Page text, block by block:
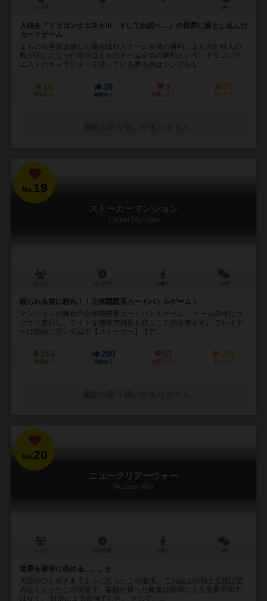
人狼を『ドラゴンクエストⅢ そして伝説へ…』の世界に落とし込んだ
カードゲーム
まものを全員追放した場合は村人チーム全員の勝利、まものと村人の
数が同じになった場合はまものチーム全員の勝利という、ドラゴンク
エストのキャラクターを扱っている事以外はシンプルな...
15
興味あり
39
経験あり
3
お気に入り
75
持ってる
No.19
ストーカーマンション
Stalker Mansion
殺られる前に殺れ！！正体隠匿系カードバトルゲーム！
マンションが舞台の正体隠匿系カードバトルゲーム。 ゲーム自体はサ
クサク進行し、ライトな感覚で何度も遊ぶことが出来ます。 プレイヤ
ーは始めにランダムで【ストーカー】【ア...
164
興味あり
290
経験あり
51
お気に入り
241
持ってる
No.20
ニュークリアーウォー
Nuclear War
世界を掌中に収める。。。か
大国がひしめきあうようになったこの地球。 これ以上の領土拡張は望
めなくなったこの状況で、各国が採った政策は融和による世界平和で
はなく、 対決による富強でした。 そして、...